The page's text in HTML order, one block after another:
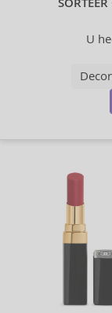
SORTEER
U